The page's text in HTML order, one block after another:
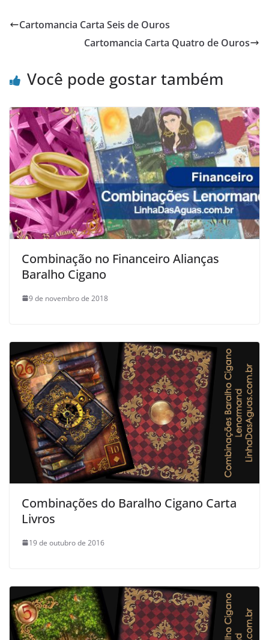
Cartomancia Carta Seis de Ouros
Cartomancia Carta Quatro de Ouros
Você pode gostar também
Combinação no Financeiro Alianças
Baralho Cigano
9 de novembro de 2018
Combinações do Baralho Cigano Carta
Livros
19 de outubro de 2016